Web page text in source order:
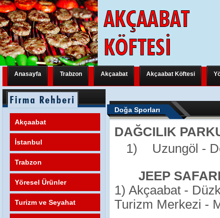
Anasayfa Trabzon Akçaabat Akçaabat Köftesi
Trabzon Yeni Bir Uluslararası Organizasyona Hazırlanıyor
Trabzon Yeni Bir Uluslararası Organizasyona Hazırlanıyor Trabzon
Trabzon Yeni Bir Uluslararası Organizasyona Hazırlanıyor FATİH
Akçaabat
İstanbul
Trabzon
Yöresel Ürünler
Turizm ve Seyahat
Doğa Sporları
DAĞCILIK
1)
Uzungöl -
JEEP
1) Akçaabat -
Turizm Merkezi -